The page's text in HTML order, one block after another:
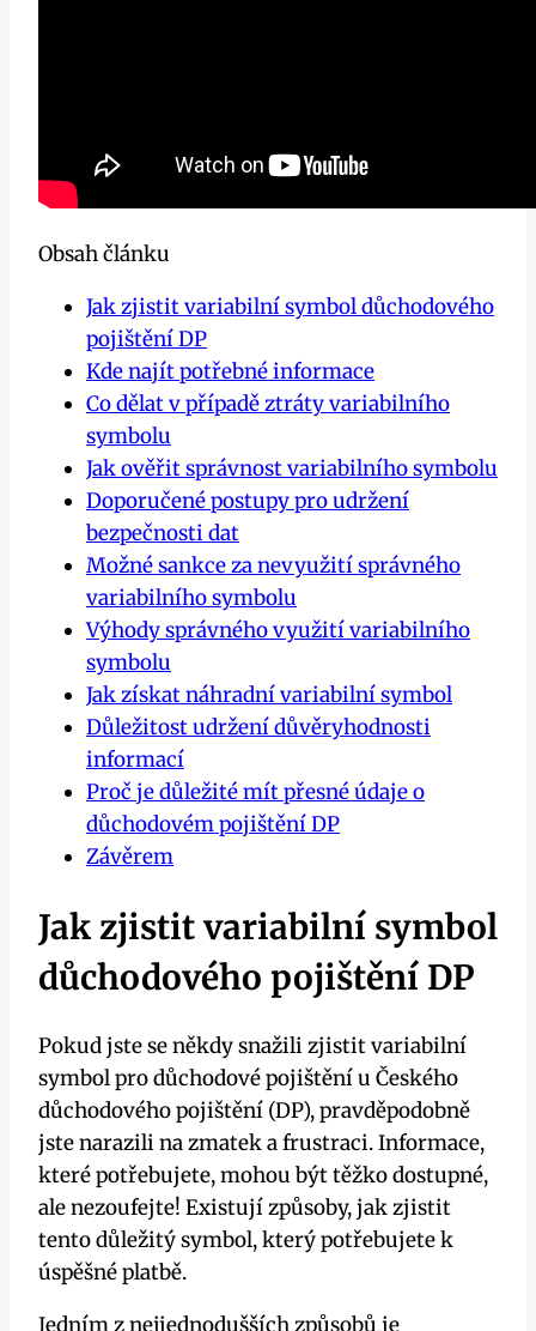
Obsah článku
Jak zjistit variabilní symbol důchodového
pojištění DP
Kde najít potřebné informace
Co dělat v případě ztráty variabilního
symbolu
Jak ověřit správnost variabilního symbolu
Doporučené postupy pro udržení
bezpečnosti dat
Možné sankce za nevyužití správného
variabilního symbolu
Výhody správného využití variabilního
symbolu
Jak získat náhradní variabilní symbol
Důležitost udržení důvěryhodnosti
informací
Proč je důležité mít přesné údaje o
důchodovém pojištění DP
Závěrem
Jak zjistit variabilní symbol
důchodového pojištění DP
Pokud jste se někdy snažili zjistit variabilní
symbol pro důchodové pojištění u Českého
důchodového pojištění (DP), pravděpodobně
jste narazili na zmatek a frustraci. Informace,
které potřebujete, mohou být těžko dostupné,
ale nezoufejte! Existují způsoby, jak zjistit
tento důležitý symbol, který potřebujete k
úspěšné platbě.
Jedním z nejjednodušších způsobů je